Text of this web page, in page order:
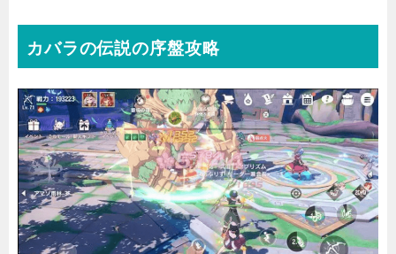
カバラの伝説の序盤攻略